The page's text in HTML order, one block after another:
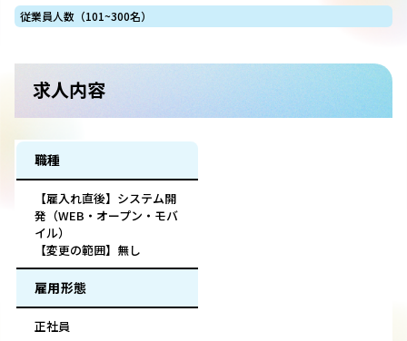
従業員人数（101~300名）
求人内容
職種
【雇入れ直後】システム開
発（WEB・オープン・モバ
イル）
【変更の範囲】無し
雇用形態
正社員